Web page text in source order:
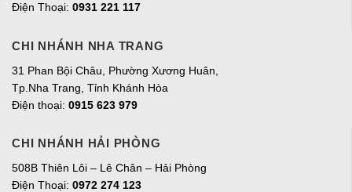
Điện Thoại: 0931 221 117
CHI NHÁNH NHA TRANG
31 Phan Bội Châu, Phường Xương Huân,
Tp.Nha Trang, Tỉnh Khánh Hòa
Điện thoại: 0915 623 979
CHI NHÁNH HẢI PHÒNG
508B Thiên Lôi – Lê Chân – Hải Phòng
Điện Thoại: 0972 274 123